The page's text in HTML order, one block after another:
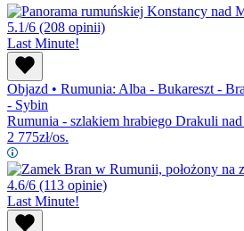
5.1/6 (208 opinii)
Last Minute!
Objazd • Rumunia: Alba - Bukareszt -
- Sybin
Rumunia - szlakiem hrabiego Drakuli
2 775zł/os.
4.6/6 (113 opinie)
Last Minute!